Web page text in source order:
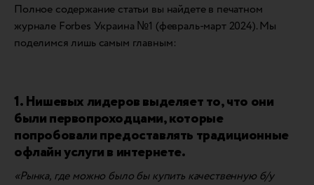
Полное содержание статьи вы найдете в печатном
журнале Forbes Украина №1 (февраль-март 2024). Мы
поделимся лишь самым главным:
1. Нишевых лидеров выделяет то, что они
были первопроходцами, которые
попробовали предоставлять традиционные
офлайн услуги в интернете.
«Рынка, где можно было бы купить качественную б/у